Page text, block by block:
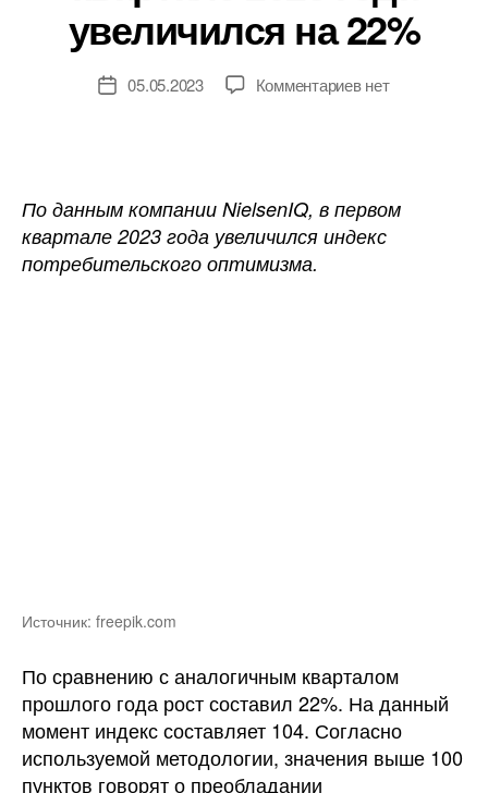
увеличился на 22%
Дата05.05.2023 Комментариевк
первом
2023
нет
По данным компании NielsenIQ, в первом
квартале 2023 года увеличился индекс
потребительского оптимизма.
Источник: freepik.com
По сравнению с аналогичным кварталом
прошлого года рост составил 22%. На данный
момент индекс составляет 104. Согласно
используемой методологии, значения выше 100
пунктов говорят о преобладании